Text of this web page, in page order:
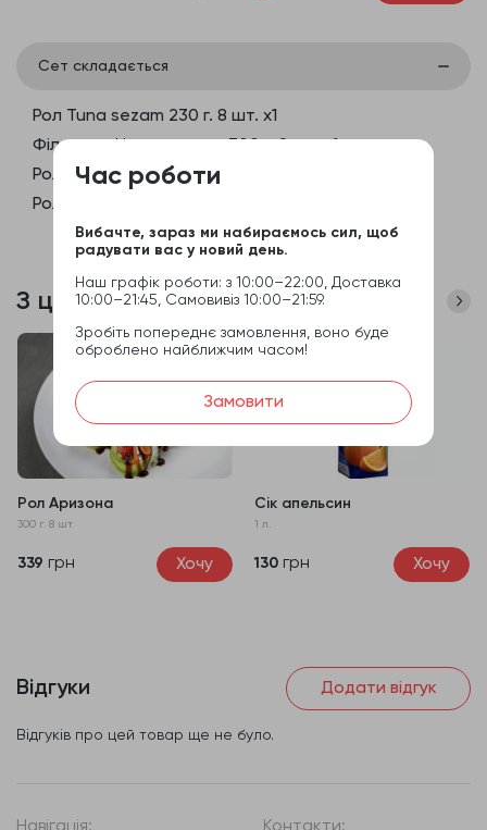
Сет складається
Рол Tuna sezam 230 г. 8 шт. x1
Філадельфія з лососем 300 г. 8 шт. x1
Рол Kentukki 300 г. 8 шт. x1
Рол з смаженим лососем 240 г. 8 шт. x1
З цим часто купують
Рол Аризона
300 г. 8 шт.
339 грн Хочу
Сік апельсин
1 л.
130 грн Хочу
Відгуки Додати відгук
Відгуків про цей товар ще не було.
Час роботи
Вибачте, зараз ми набираємось сил, щоб
радувати вас у новий день.
Наш графік роботи: з 10:00–22:00, Доставка
10:00–21:45, Самовивіз 10:00–21:59.
Зробіть попереднє замовлення, воно буде
оброблено найближчим часом!
Замовити